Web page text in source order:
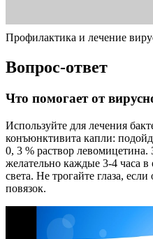
Профилактика и лечение
Вопрос-ответ
Что помогает от
Используйте для лечения
конъюнктивита капли:
0, 3 % раствор левомицетина.
желательно каждые 3-4 часа в
света. Не трогайте глаза,
повязок.